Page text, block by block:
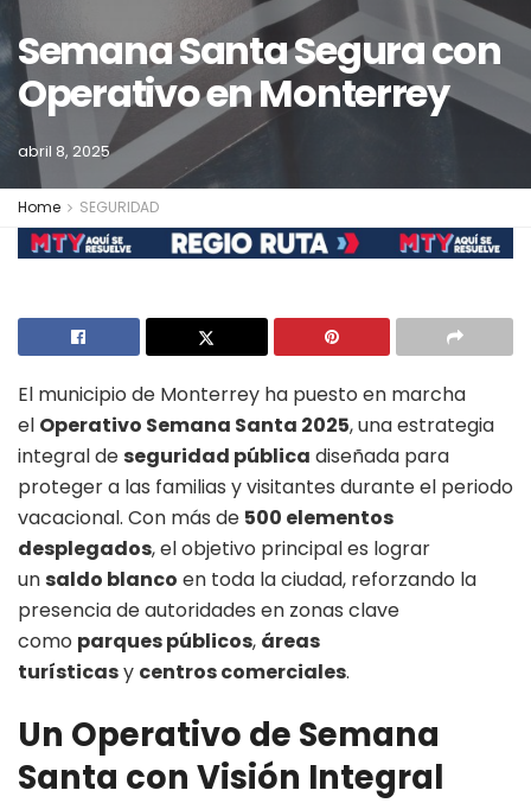
Semana Santa Segura con
Operativo en Monterrey
abril 8, 2025
Home SEGURIDAD
El municipio de Monterrey ha puesto en marcha
el Operativo Semana Santa 2025, una estrategia
integral deseguridad pública diseñada para
proteger a las familias y visitantes durante el periodo
vacacional. Con más de 500 elementos
desplegados, el objetivo principal es lograr
unsaldo blanco en toda la ciudad, reforzando la
presencia de autoridades en zonas clave
como parques públicos, áreas
turísticasy centros comerciales.
Un Operativo de Semana
Santa con Visión Integral